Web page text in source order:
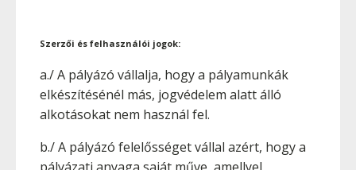
Szerzői és felhasználói jogok:
a./ A pályázó vállalja, hogy a pályamunkák
elkészítésénél más, jogvédelem alatt álló
alkotásokat nem használ fel.
b./ A pályázó felelősséget vállal azért, hogy a